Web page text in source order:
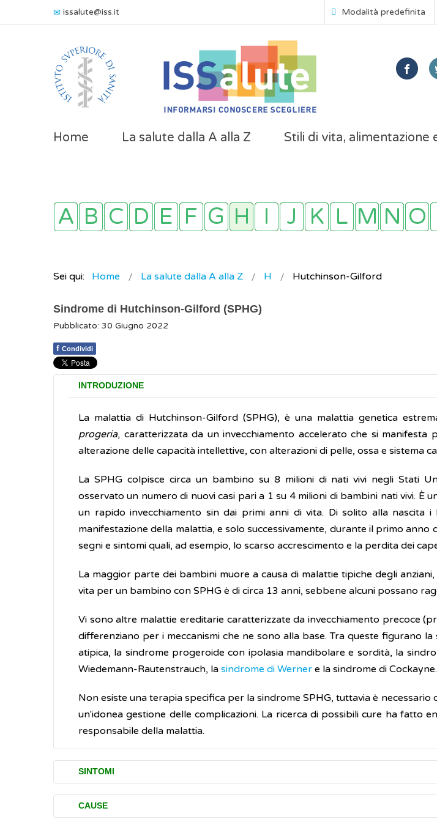
issalute@iss.it Modalità predefinita
Home La salute dalla A alla Z Stili di vita, alimentazione
Sei qui: Home La salute dalla A alla Z H Hutchinson-Gilford
Sindrome di Hutchinson-Gilford (SPHG)
Pubblicato: 30 Giugno 2022
f Condividi
INTRODUZIONE
La malattia di Hutchinson-Gilford (SPHG), è una malattia genetica
progeria, caratterizzata da un invecchiamento accelerato che si manifesta
alterazione delle capacità intellettive, con alterazioni di pelle, ossa e sistema
La SPHG colpisce circa un bambino su 8 milioni di nati vivi negli Stati
osservato un numero di nuovi casi pari a 1 su 4 milioni di bambini nati vivi. È
un rapido invecchiamento sin dai primi anni di vita. Di solito alla nascita
manifestazione della malattia, e solo successivamente, durante il primo anno
segni e sintomi quali, ad esempio, lo scarso accrescimento e la perdita dei
La maggior parte dei bambini muore a causa di malattie tipiche degli
vita per un bambino con SPHG è di circa 13 anni, sebbene alcuni possano
Vi sono altre malattie ereditarie caratterizzate da invecchiamento precoce
differenziano per i meccanismi che ne sono alla base. Tra queste figurano
atipica, la sindrome progeroide con ipolasia mandibolare e sordità, la
Wiedemann-Rautenstrauch, la sindrome di Werner e la sindrome di Cockayne.
Non esiste una terapia specifica per la sindrome SPHG, tuttavia è
un'idonea gestione delle complicazioni. La ricerca di possibili cure ha fatto
responsabile della malattia.
SINTOMI
Di solito entro il primo anno di vita, la crescita di un bambino con malattia
CAUSE